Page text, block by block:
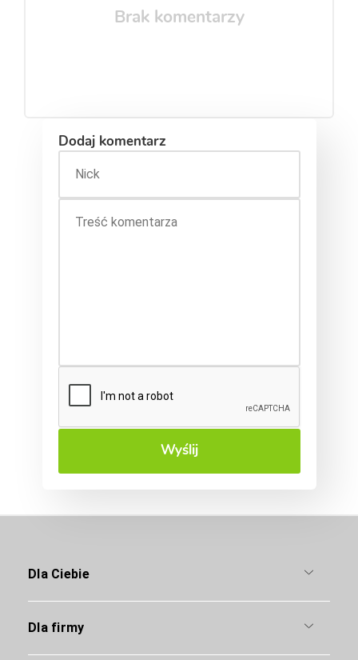
Brak komentarzy
Dodaj komentarz
Wyślij
Dla Ciebie
Dla firmy